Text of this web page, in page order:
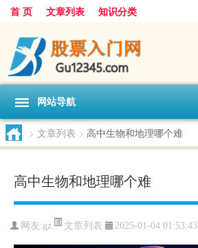
首 页 文章列表 知识分类
网站导航
> 文章列表 > 高中生物和地理哪个难
高中生物和地理哪个难
网友:gz 文章列表 2025-01-04 01:53:43